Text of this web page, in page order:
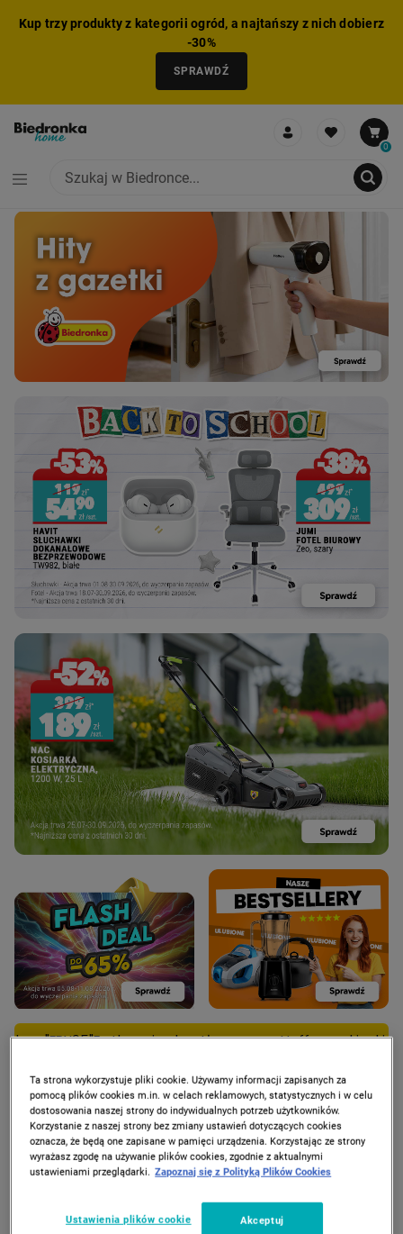
Kup trzy produkty z kategorii ogród, a najtańszy z nich dobierz
-30%
SPRAWDŹ
0
DODANO PRODUKT DO KOSZYKA
ZMNIEJSZONO LICZBĘ PRODUKTÓW
USUNIĘTO PRODUKT Z KOSZYKA
ZESTAW DODANY DO KOSZYKA
NIE MOŻNA BYŁO DODAĆ CAŁEGO ZESTAWU DO KOSZYKA
beztłuszczowa Hoffen z okienkiem, 5l za 95 zł
PROMOCJE
Ta strona wykorzystuje pliki cookie. Używamy informacji zapisanych za
pomocą plików cookies m.in. w celach reklamowych, statystycznych i w celu
dostosowania naszej strony do indywidualnych potrzeb użytkowników.
Korzystanie z naszej strony bez zmiany ustawień dotyczących cookies
oznacza, że będą one zapisane w pamięci urządzenia. Korzystając ze strony
wyrażasz zgodę na używanie plików cookies, zgodnie z aktualnymi
ustawieniami przeglądarki. Zapoznaj się z Polityką Plików Cookies
Ustawienia plików cookie Akceptuj